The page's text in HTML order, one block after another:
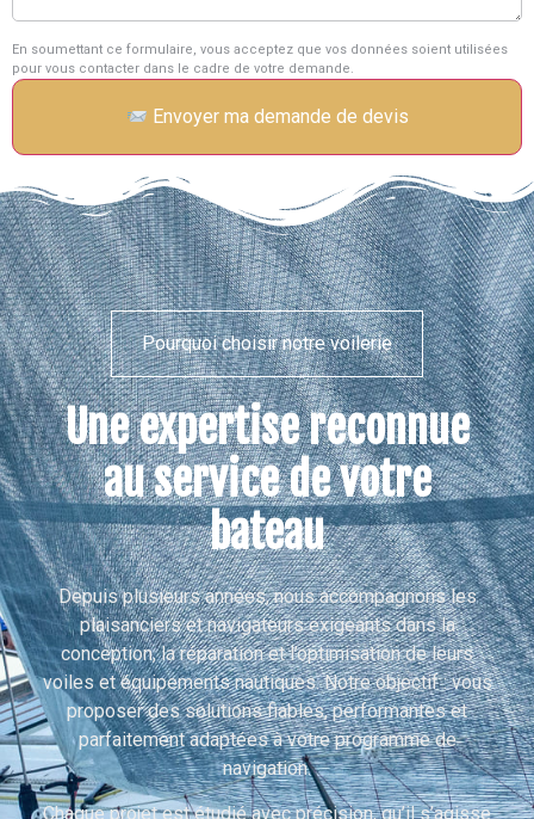
En soumettant ce formulaire, vous acceptez que vos données soient utilisées
pour vous contacter dans le cadre de votre demande.
Envoyer ma demande de devis
Pourquoi choisir notre voilerie
Une expertise reconnue
au service de votre
bateau
Depuis plusieurs années, nous accompagnons les
plaisanciers et navigateurs exigeants dans la
conception, la réparation et l’optimisation de leurs
voiles et équipements nautiques. Notre objectif : vous
proposer des solutions fiables, performantes et
parfaitement adaptées à votre programme de
navigation.
Chaque projet est étudié avec précision, qu’il s’agisse